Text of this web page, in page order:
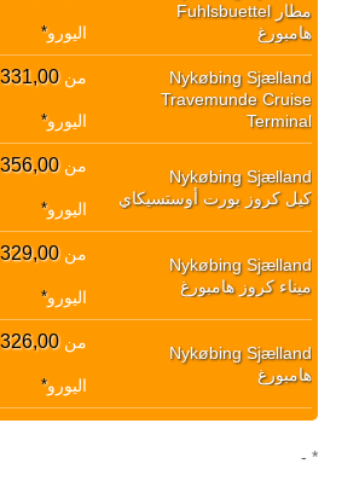
مطار Fuhlsbuettel
هامبورغ
اليورو*
Nykøbing Sjælland
Travemunde Cruise
Terminal
من331,00
اليورو*
Nykøbing Sjælland
كيل كروز بورت أوستسيكاي
من356,00
اليورو*
Nykøbing Sjælland
ميناء كروز هامبورغ
من329,00
اليورو*
Nykøbing Sjælland
هامبورغ
من326,00
اليورو*
* -